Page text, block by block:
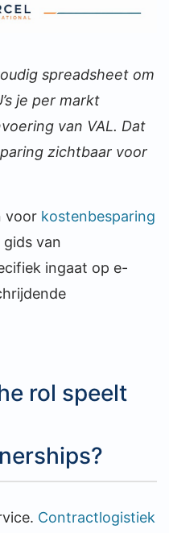
spreadsheet om
je per markt
van VAL. Dat
zichtbaar voor
voor kostenbesparing
van
ingaat op e-
rol speelt
Contractlogistiek